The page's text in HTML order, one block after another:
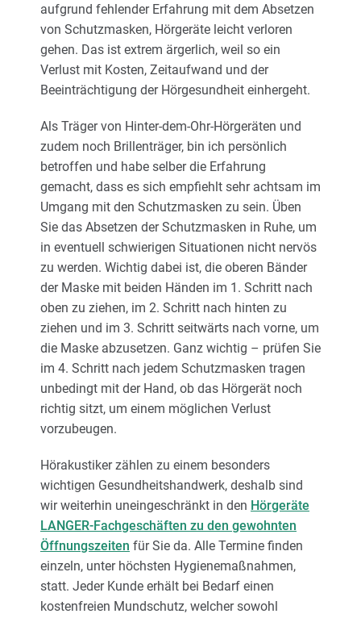
aufgrund fehlender Erfahrung mit dem Absetzen
von Schutzmasken, Hörgeräte leicht verloren
gehen. Das ist extrem ärgerlich, weil so ein
Verlust mit Kosten, Zeitaufwand und der
Beeinträchtigung der Hörgesundheit einhergeht.
Als Träger von Hinter-dem-Ohr-Hörgeräten und
zudem noch Brillenträger, bin ich persönlich
betroffen und habe selber die Erfahrung
gemacht, dass es sich empfiehlt sehr achtsam im
Umgang mit den Schutzmasken zu sein. Üben
Sie das Absetzen der Schutzmasken in Ruhe, um
in eventuell schwierigen Situationen nicht nervös
zu werden. Wichtig dabei ist, die oberen Bänder
der Maske mit beiden Händen im 1. Schritt nach
oben zu ziehen, im 2. Schritt nach hinten zu
ziehen und im 3. Schritt seitwärts nach vorne, um
die Maske abzusetzen. Ganz wichtig – prüfen Sie
im 4. Schritt nach jedem Schutzmasken tragen
unbedingt mit der Hand, ob das Hörgerät noch
richtig sitzt, um einem möglichen Verlust
vorzubeugen.
Hörakustiker zählen zu einem besonders
wichtigen Gesundheitshandwerk, deshalb sind
wir weiterhin uneingeschränkt in den Hörgeräte
LANGER-Fachgeschäften zu den gewohnten
Öffnungszeiten für Sie da. Alle Termine finden
einzeln, unter höchsten Hygienemaßnahmen,
statt. Jeder Kunde erhält bei Bedarf einen
kostenfreien Mundschutz, welcher sowohl